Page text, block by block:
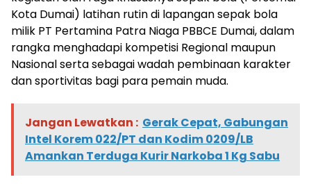
Kota Dumai) latihan rutin di lapangan sepak bola
milik PT Pertamina Patra Niaga PBBCE Dumai, dalam
rangka menghadapi kompetisi Regional maupun
Nasional serta sebagai wadah pembinaan karakter
dan sportivitas bagi para pemain muda.
Jangan Lewatkan : Gerak Cepat, Gabungan
Intel Korem 022/PT dan Kodim 0209/LB
Amankan Terduga Kurir Narkoba 1 Kg Sabu